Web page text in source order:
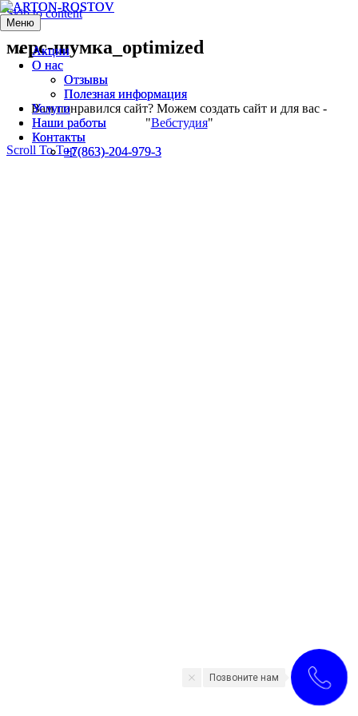
Skip to content
Меню
Акции
О нас
Отзывы
Полезная информация
Услуги
Наши работы
Контакты
+7(863)-204-979-3
Меню
Акции
О нас
Отзывы
Полезная информация
Услуги
Наши работы
Контакты
+7(863)-204-979-3
мерс-шумка_optimized
Вам понравился сайт? Можем создать сайт и для вас -
"Вебстудия"
Scroll To Top
Позвоните нам